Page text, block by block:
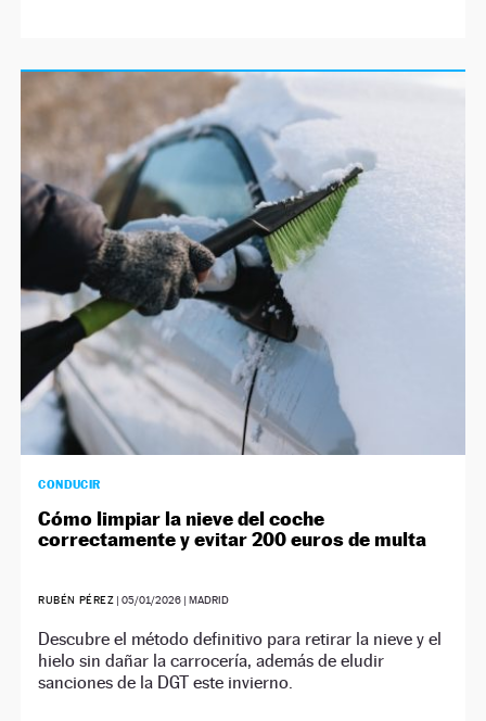
CONDUCIR
Cómo limpiar la nieve del coche
correctamente y evitar 200 euros de multa
RUBÉN PÉREZ |05/01/2026 | MADRID
Descubre el método definitivo para retirar la nieve y el
hielo sin dañar la carrocería, además de eludir
sanciones de la DGT este invierno.